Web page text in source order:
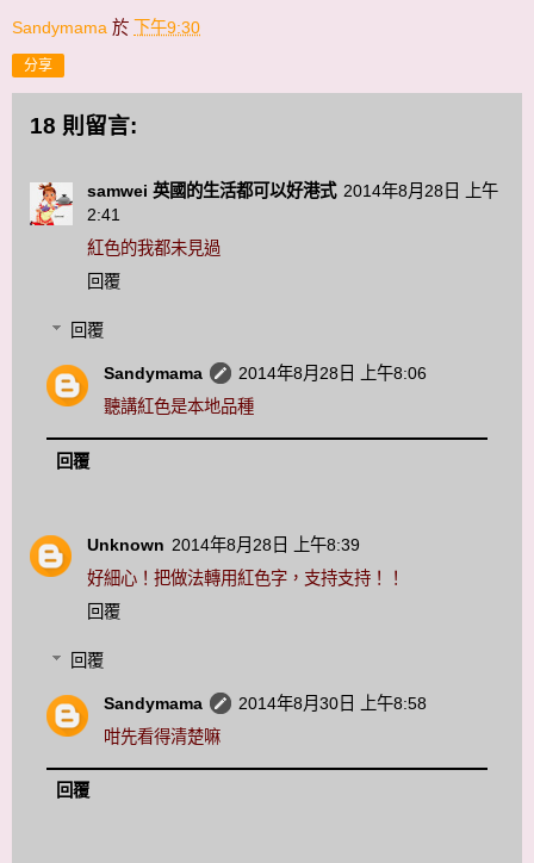
Sandymama 於 下午9:30
分享
18 則留言:
samwei 英國的生活都可以好港式 2014年8月28日 上午
2:41
紅色的我都未見過
回覆
回覆
Sandymama
2014年8月28日 上午8:06
聽講紅色是本地品種
回覆
Unknown 2014年8月28日 上午8:39
好細心！把做法轉用紅色字，支持支持！！
回覆
回覆
Sandymama
2014年8月30日 上午8:58
咁先看得清楚嘛
回覆